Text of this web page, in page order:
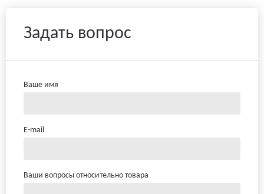
Задать вопрос
Ваше имя
E-mail
Ваши вопросы относительно товара